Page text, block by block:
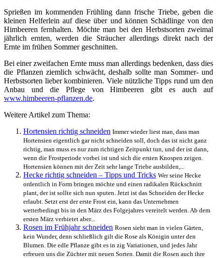
Sprießen im kommenden Frühling dann frische Triebe, geben die
kleinen Helferlein auf diese über und können Schädlinge von den
Himbeeren fernhalten. Möchte man bei den Herbstsorten zweimal
jährlich ernten, werden die Sträucher allerdings direkt nach der
Ernte im frühen Sommer geschnitten.
Bei einer zweifachen Ernte muss man allerdings bedenken, dass dies
die Pflanzen ziemlich schwächt, deshalb sollte man Sommer- und
Herbstsorten lieber kombinieren. Viele nützliche Tipps rund um den
Anbau und die Pflege von Himbeeren gibt es auch auf
www.himbeeren-pflanzen.de.
Weitere Artikel zum Thema:
Hortensien richtig schneiden Immer wieder liest man, dass man
Hortensien eigentlich gar nicht schneiden soll, doch das ist nicht ganz
richtig, man muss es nur zum richtigen Zeitpunkt tun, und der ist dann,
wenn die Frostperiode vorbei ist und sich die ersten Knospen zeigen.
Hortensien können mit der Zeit sehr lange Triebe ausbilden,...
Hecke richtig schneiden – Tipps und Tricks Wer seine Hecke
ordentlich in Form bringen möchte und einen radikalen Rückschnitt
plant, der ist sollte sich nun sputen. Jetzt ist das Schneiden der Hecke
erlaubt. Setzt erst der erste Frost ein, kann das Unternehmen
wetterbedingt bis in den März des Folgejahres vereitelt werden. Ab dem
ersten März verbietet aber...
Rosen im Frühjahr schneiden Rosen sieht man in vielen Gärten,
kein Wunder, denn schließlich gilt die Rose als Königin unter den
Blumen. Die edle Pflanze gibt es in zig Variationen, und jedes Jahr
erfreuen uns die Züchter mit neuen Sorten. Damit die Rosen auch ihre